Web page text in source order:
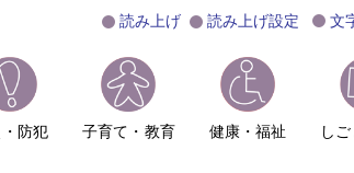
読み上げ 読み上げ設定 文
防犯 子育て・教育 健康・福祉 し